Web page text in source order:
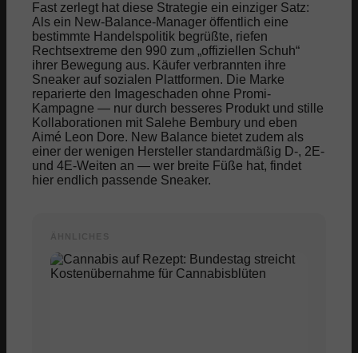
Fast zerlegt hat diese Strategie ein einziger Satz:
Als ein New-Balance-Manager öffentlich eine
bestimmte Handelspolitik begrüßte, riefen
Rechtsextreme den 990 zum „offiziellen Schuh“
ihrer Bewegung aus. Käufer verbrannten ihre
Sneaker auf sozialen Plattformen. Die Marke
reparierte den Imageschaden ohne Promi-
Kampagne — nur durch besseres Produkt und stille
Kollaborationen mit Salehe Bembury und eben
Aimé Leon Dore. New Balance bietet zudem als
einer der wenigen Hersteller standardmäßig D-, 2E-
und 4E-Weiten an — wer breite Füße hat, findet
hier endlich passende Sneaker.